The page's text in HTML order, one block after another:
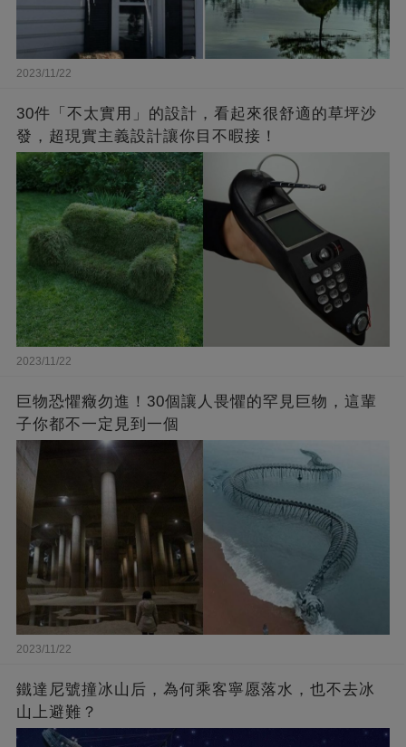
2023/11/22
30件「不太實用」的設計，看起來很舒適的草坪沙
發，超現實主義設計讓你目不暇接！
2023/11/22
巨物恐懼癥勿進！30個讓人畏懼的罕見巨物，這輩
子你都不一定見到一個
2023/11/22
鐵達尼號撞冰山后，為何乘客寧愿落水，也不去冰
山上避難？